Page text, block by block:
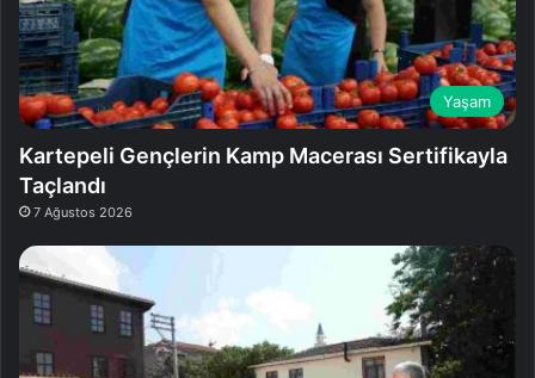
Yaşam
Kartepeli Gençlerin Kamp Macerası Sertifikayla
Taçlandı
7 Ağustos 2026